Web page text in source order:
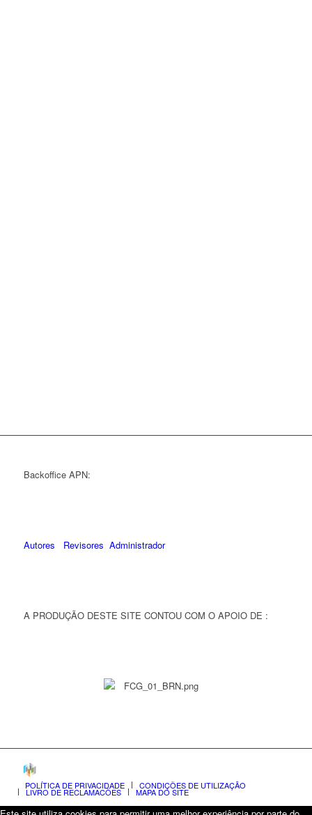
Backoffice APN:
Autores Revisores Administrador
A PRODUÇÃO DESTE SITE CONTOU COM O APOIO DE :
POLÍTICA DE PRIVACIDADE CONDIÇÕES DE UTILIZAÇÃO
LIVRO DE RECLAMAÇÕES MAPA DO SITE